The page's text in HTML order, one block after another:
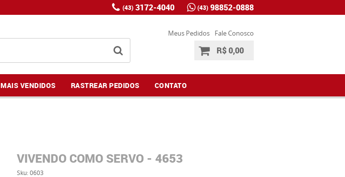
(43) 3172-4040 (43) 98852-0888
Meus Pedidos Fale Conosco
R$ 0,00
MAIS VENDIDOS RASTREAR PEDIDOS CONTATO
VIVENDO COMO SERVO - 4653
Sku:0603